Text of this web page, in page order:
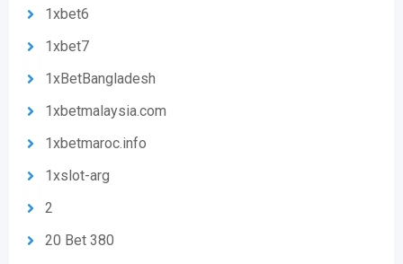
1xbet6
1xbet7
1xBetBangladesh
1xbetmalaysia.com
1xbetmaroc.info
1xslot-arg
2
20 Bet 380